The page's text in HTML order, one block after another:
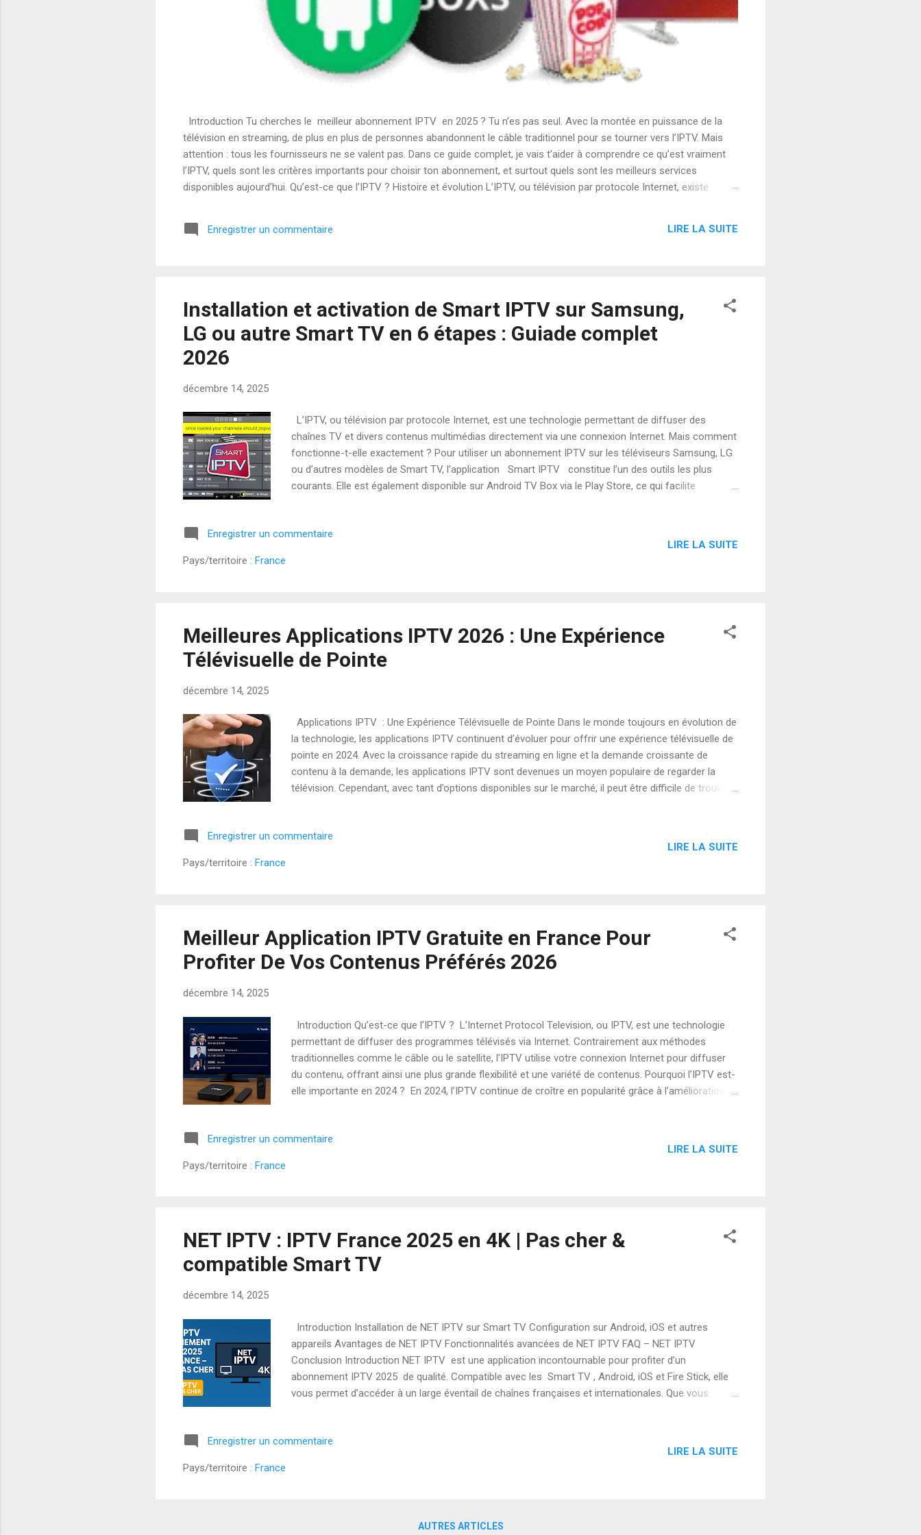
Introduction Tu cherches le meilleur abonnement IPTV en 2025 ? Tu n’es pas seul. Avec la montée en puissance de la
télévision en streaming, de plus en plus de personnes abandonnent le câble traditionnel pour se tourner vers l’IPTV. Mais
attention : tous les fournisseurs ne se valent pas. Dans ce guide complet, je vais t’aider à comprendre ce qu’est vraiment
l’IPTV, quels sont les critères importants pour choisir ton abonnement, et surtout quels sont les meilleurs services
disponibles aujourd’hui. Qu’est-ce que l’IPTV ? Histoire et évolution L’IPTV, ou télévision par protocole Internet, existe
est devenue accessible à tous. Différence avec la télévision traditionnelle Contrairement au câble ou au satellite, l’IPTV
fonctionne via internet. Résultat : plus de chaînes, plus de flexibilité, et souvent à un prix bien plus bas. Pourquoi choisir un
Enregistrer un commentaire LIRE LA SUITE
Installation et activation de Smart IPTV sur Samsung,
LG ou autre Smart TV en 6 étapes : Guiade complet
2026
décembre 14, 2025
L’IPTV, ou télévision par protocole Internet, est une technologie permettant de diffuser des
chaînes TV et divers contenus multimédias directement via une connexion Internet. Mais comment
fonctionne-t-elle exactement ? Pour utiliser un abonnement IPTV sur les téléviseurs Samsung, LG
ou d’autres modèles de Smart TV, l’application Smart IPTV constitue l’un des outils les plus
courants. Elle est également disponible sur Android TV Box via le Play Store, ce qui facilite
une solution IPTV simple et efficace, la plateforme abonnementiptv-francee.fr propose des
abonnements compatibles avec Smart IPTV, assurant une diffusion stable et de bonne qualité.
Enregistrer un commentaire
Pays/territoire : France
LIRE LA SUITE
Meilleures Applications IPTV 2026 : Une Expérience
Télévisuelle de Pointe
décembre 14, 2025
Applications IPTV : Une Expérience Télévisuelle de Pointe Dans le monde toujours en évolution de
la technologie, les applications IPTV continuent d’évoluer pour offrir une expérience télévisuelle de
pointe en 2024. Avec la croissance rapide du streaming en ligne et la demande croissante de
contenu à la demande, les applications IPTV sont devenues un moyen populaire de regarder la
télévision. Cependant, avec tant d’options disponibles sur le marché, il peut être difficile de trouver
uniques, leur qualité de streaming, et leur convivialité. Qu’est-ce que l’IPTV ? L’ IPTV , ou Internet
Protocol Television, est une technologie qui permet de diffuser des contenus télévisuels via
Enregistrer un commentaire
Pays/territoire : France
LIRE LA SUITE
Meilleur Application IPTV Gratuite en France Pour
Profiter De Vos Contenus Préférés 2026
décembre 14, 2025
Introduction Qu’est-ce que l’IPTV ? L’Internet Protocol Television, ou IPTV, est une technologie
permettant de diffuser des programmes télévisés via Internet. Contrairement aux méthodes
traditionnelles comme le câble ou le satellite, l’IPTV utilise votre connexion Internet pour diffuser
du contenu, offrant ainsi une plus grande flexibilité et une variété de contenus. Pourquoi l’IPTV est-
elle importante en 2024 ? En 2024, l’IPTV continue de croître en popularité grâce à l’amélioration
la demande, où qu’ils soient et à tout moment. Pourquoi Choisir Meilleur Application IPTV Gratuite
? Avantages des Meilleur Application IPTV gratuites Les Meilleur Application IPTV gratuites
Enregistrer un commentaire
Pays/territoire : France
LIRE LA SUITE
NET IPTV : IPTV France 2025 en 4K | Pas cher &
compatible Smart TV
décembre 14, 2025
Introduction Installation de NET IPTV sur Smart TV Configuration sur Android, iOS et autres
appareils Avantages de NET IPTV Fonctionnalités avancées de NET IPTV FAQ – NET IPTV
Conclusion Introduction NET IPTV est une application incontournable pour profiter d’un
abonnement IPTV 2025 de qualité. Compatible avec les Smart TV , Android, iOS et Fire Stick, elle
vous permet d’accéder à un large éventail de chaînes françaises et internationales. Que vous
en font une application très prisée par les utilisateurs IPTV. Installation de NET IPTV sur Smart TV
✅ Samsung Ouvrez le Samsung Store (Tizen OS). Recherchez NET IPTV , téléchargez et installez
Enregistrer un commentaire
Pays/territoire : France
LIRE LA SUITE
AUTRES ARTICLES